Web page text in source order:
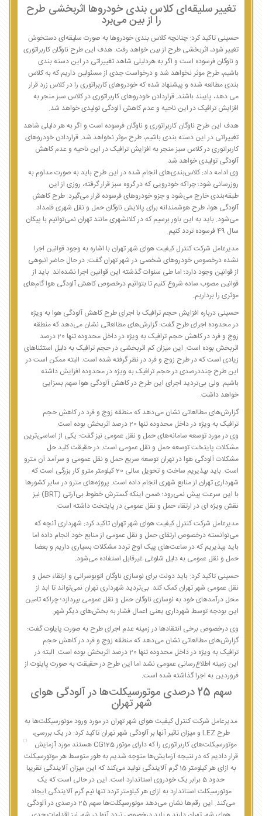
تغییر سلیقه‌ای کلاس بندی خودروها اثربخشی طرح
را از بین می‌برد
حسینی تاکید کرد: چنانچه کلاس بندی خودروها به صورت سلیقه‌ای دستخوش
تغییر شود، اثربخشی طرح از بین خواهد رفت. هدف این طرح ناوگان کاربراتوری
و ناوگان فرسوده است و اگر به هردلیلی شاهد تغییراتی در این دسته بندی
باشیم، طرح موثر نخواهد شد و درخواست جدی از مسئولین داریم که به کلاس
بندی مطالعه شده و پیشنهاد شده که خودروهای کاربراتوری را در کلاس زرد قرار
می دهد، پایبند باشند. قراردادن خودروهای کاربراتوری در کلاس سبز منجر به
افزایش ترافیک در این ناحیه و عدم کاهش آلودگی تولیدی خواهد شد.
هدف این طرح ناوگان کاربراتوری و ناوگان فرسوده است و اگر به هر دلیلی شاهد
تغییراتی در این دسته بندی باشیم، طرح موثر نخواهد شد. قراردادن خودروهای
کاربراتوری در کلاس سبز منجر به افزایش ترافیک در این ناحیه و عدم کاهش
آلودگی تولیدی خواهد شد.
وی ادامه داد: کلاس‌بندی‌های انجام شده در این طرح باید به صورت مداوم به
روزرسانی شود؛ چراکه خودرویی که در گروه سبز قرار گرفته، روزی از این
طبقه‌بندی خارج می‌شود و جزو خودروهای فرسوده قرار می‌گیرد. طرح کاهش
آلودگی هوا،‌ طرح هوشمندانه برای پالایش ناوگان حمل و نقل شهری قلمداد
می‌شود. باید به این باور برسیم که در کلانشهری مانند تهران نمی‌توانیم با پیکان
سال 49 فرسوده تردد کنیم.
مدیرعامل شرکت کنترل کیفیت هوای شهر تهران با اشاره به وجود قوانین اجرا
نشده درخصوص خودروهای شخصی در شهر تهران گفت: در حال حاضر انبوهی
از قوانین وجود دارد؛ اما طی سنوات گذشته این قوانین اجرا نشده‌اند. باید از
قوانین مصوب ساده شروع کنیم تا بتوانیم درخصوص کاهش آلودگی هوا گام‌های
موثری را برداریم.
حسینی درباره افزایش حجم ترافیک با اجرای طرح کاهش آلودگی هوا به ویژه
در محدوده اجرای طرح گفت: گزارش‌های مطالعاتی نشان می‌دهد که منطقه
زوج و فرد در کاهش حجم ترافیک به ویژه در داخل محدوده تنها 20 درصد
اثربخش بوده است. این میزان کم اثربخشی در حجم ترافیک به دلیل استثناهای
زیادی است که در طرح زوج و فرد در نظر گرفته شده است. البته ممکن است در
این طرح چنددرصدی در حجم ترافیک به ویژه در محدوده افزایش داشته
باشیم. ولی بی‌تردید اجرای این طرح در کاهش آلودگی هوا سهم بسزایی
خواهد داشت.
گزارش‌های مطالعاتی نشان می‌دهد که منطقه زوج و فرد در کاهش حجم
ترافیک به ویژه در داخل محدوده تنها 20 درصد اثربخش بوده است.
وی در مورد توسعه سامانه‌های حمل و نقل عمومی نیز گفت: یکی از اساسی‌ترین
مشکلات پایتخت توسعه حمل و نقل عمومی است. در حقیقت کلید حل
مشکلات آلودگی هوا در تهران توسعه سریع حمل و نقل عمومی و سرآمد آن مترو
است. باید بپذیریم ساخت و تحویل سالی 20 کیلومتر مترو کار بزرگی است که
شهرداری تهران از منابع شهری انجام داده است. پروژ‌ه‌های مترو در سایر کشورها
با این سرعت پیش نمی‌رود؛ ضمن اینکه گسترش خطوط بی‌آرتی (BRT) نیز
نقش ویژه ای در ارتقاء حمل و نقل عمومی در پایتخت داشته است.
مدیرعامل شرکت کنترل کیفیت هوای شهر تهران تاکید کرد: شهرداری آنچه که
می‌توانسته درخصوص ارتقای حمل و نقل عمومی از منابع خود انجام داده اما
باید بپذیریم که در ساعت‌های پیک اوج تردد مشکلات بسیاری داریم و بعضا
حمل و نقل عمومی به دلیل شلوغی غیرقابل استفاده می‌شود.
حسینی تاکید کرد: باید دولت برای نوسازی ناوگان اتوبوسرانی و ارتقاء حمل و
نقل عمومی شهر تهران کمک کند. بی‌تردید شهرداری تهران نمی‌تواند تا ابد از
محل درآمدهای خود به نوسازی ناوگان حمل و نقل عمومی بپردازد؛ چراکه تامین
این بودجه توسط شهرداری یعنی اعمال فشار به بخش‌های دیگر شهر.
وی درخصوص برخی انتقادها در زمینه عدم اجرای طرح به صورت پایلوت گفت:
گزارش‌های مطالعاتی نشان می‌دهد که منطقه زوج و فرد در کاهش حجم
ترافیک به ویژه در داخل محدوده تنها 20 درصد اثربخش بوده است. البته در
این زمینه اطلاع‌رسانی عمومی نشد اما این طرح در حقیقت به صورت پایلوت از
فروردین به اجرا گذاشته شده است.
سهم 25 درصدی موتورسیکلت‌ها در آلودگی هوای
شهر تهران
مدیرعامل شرکت کنترل کیفیت هوای شهر تهران در مورد ورود موتورسیکلت‌ها به
طرح LEZ و میزان تاثیر آنها بر آلودگی شهر تهران تاکید کرد: در یک بررسی،
موتورسیکلت‌های کاربراتوری را که دارای موتور CG12
5 هستند مورد آزمایش
قرار دادیم که در نتیجه آزمایش‌ها متوجه شدیم به طور متوسط هر موتورسیکلت
به ازای هر کیلومتر 15 گرم آلایندگی تولید می‌کند که این میزان آلایندگی تقریبا
حدود 5 برابر یک خودروی استاندارد است. این در حالی است که یک
موتورسیکلت استاندارد به ازای هر کیلومتر تردد تنها نیم گرم آلایندگی ایجاد
می‌کند. این رقم‌ها نشان می‌دهد موتورسیکلت‌ها سهم 25 درصدی در آلودگی